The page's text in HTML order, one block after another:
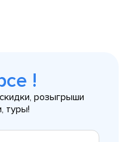
!
розыгрыши
туры!